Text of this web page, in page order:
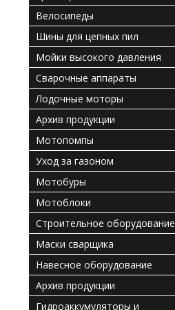
Велосипеды
Шины для цепных пил
Мойки высокого давления
Сварочные аппараты
Лодочные моторы
Архив продукции
Мотопомпы
Уход за газоном
Мотобуры
Мотоблоки
Строительное оборудование
Маски сварщика
Навесное оборудование
Архив продукции
Гидроаккумуляторы и